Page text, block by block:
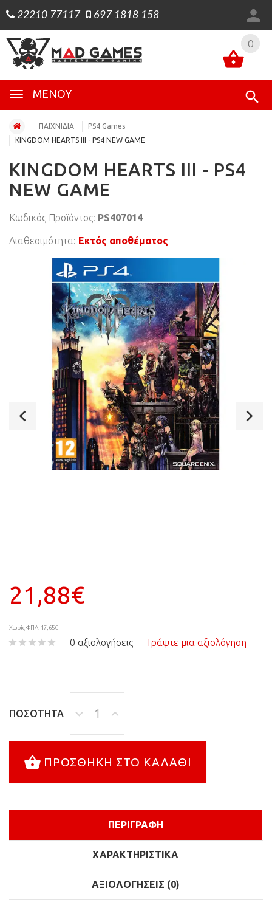
22210 77117 697 1818 158
0
ΜΕΝΟΎ
0
ΠΑΙΧΝΙΔΙΑ
PS4 Games
KINGDOM HEARTS III - PS4 NEW GAME
KINGDOM HEARTS III - PS4
NEW GAME
Κωδικός Προϊόντος: PS407014
Διαθεσιμότητα: Εκτός αποθέματος
21,88€
Χωρίς ΦΠΑ: 17,65€
0 αξιολογήσεις Γράψτε μια αξιολόγηση
ΠΟΣΌΤΗΤΑ
ΠΡΟΣΘΉΚΗ ΣΤΟ ΚΑΛΆΘΙ
ΠΕΡΙΓΡΑΦΉ
ΧΑΡΑΚΤΗΡΙΣΤΙΚΆ
ΑΞΙΟΛΟΓΉΣΕΙΣ (0)